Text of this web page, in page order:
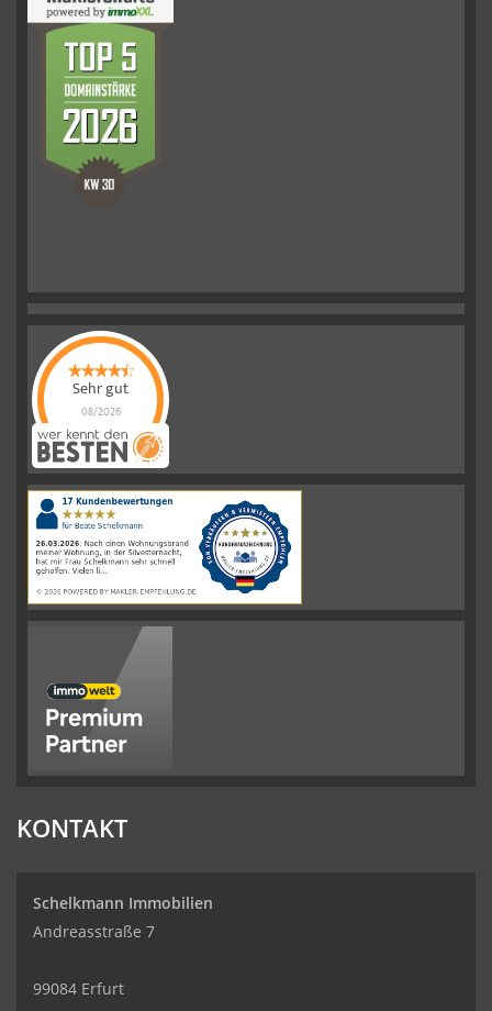
Sehr gut
08/2026
Schelkmann
Immobilienhat
|110Schelkmann
ImmobilienBewertungen
auf
werkenntdenBESTEN.de
KONTAKT
Schelkmann Immobilien
Andreasstraße 7
99084 Erfurt